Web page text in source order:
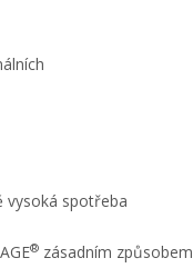
vysoká spotřeba
®zásadním způsobem